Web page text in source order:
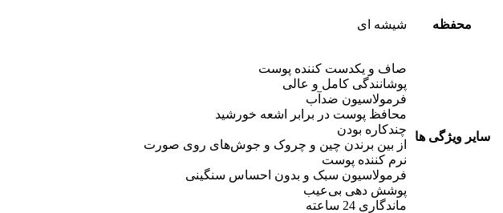
محفظه شیشه ای
سایر ویژگی ها
صاف و یکدست کننده پوست
پوشانندگی کامل و عالی
فرمولاسیون ضدآب
محافظ پوست در برابر اشعه خورشید
چندکاره بودن
از بین برندن چین و چروک و جوش‌های روی صورت
نرم کننده پوست
فرمولاسیون سبک و بدون احساس سنگینی
پوشش دهی بی‌عیب
ماندگاری 24 ساعته